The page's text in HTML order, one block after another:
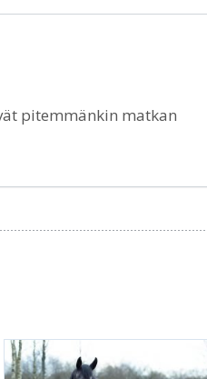
pitemmänkin matkan